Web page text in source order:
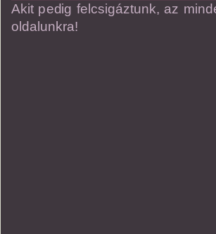
Akit pedig felcsigáztunk, az
oldalunkra!